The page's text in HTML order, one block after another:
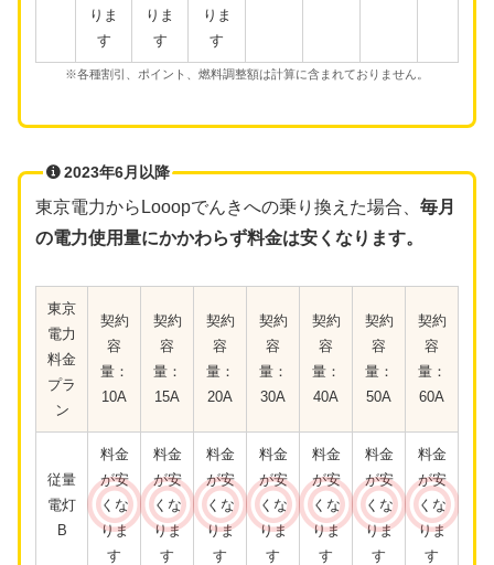
りま
す
りま
す
りま
す
※各種割引、ポイント、燃料調整額は計算に含まれておりません。
2023年6月以降
東京電力からLooopでんきへの乗り換えた場合、 毎月
の電力使用量にかかわらず料金は安くなります。
東京
電力
料金
プラ
ン
契約
容
量：
10A
契約
容
量：
15A
契約
容
量：
20A
契約
容
量：
30A
契約
容
量：
40A
契約
容
量：
50A
契約
容
量：
60A
従量
電灯
B
料金
が安
くな
りま
す
料金
が安
くな
りま
す
料金
が安
くな
りま
す
料金
が安
くな
りま
す
料金
が安
くな
りま
す
料金
が安
くな
りま
す
料金
が安
くな
りま
す